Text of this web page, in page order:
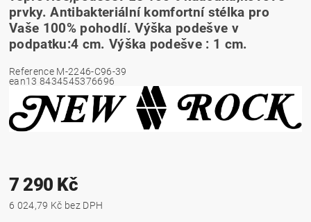
prvky. Antibakteriální komfortní stélka pro
Vaše 100% pohodlí. Výška podešve v
podpatku:4 cm. Výška podešve : 1 cm.
Reference M-2246-C96-39
ean13 8434545376696
7 290 Kč
6 024,79 Kč bez DPH